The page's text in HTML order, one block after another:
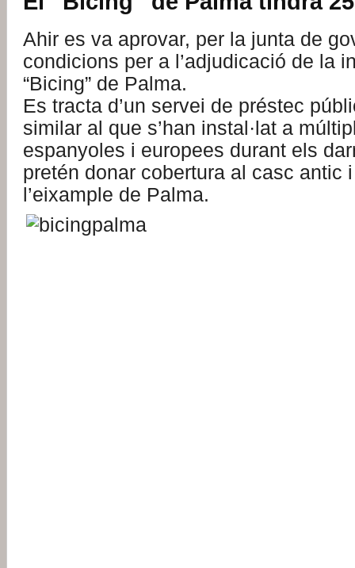
Ahir es va aprovar, per la junta de
condicions per a l’adjudicació de la
“Bicing” de Palma.
Es tracta d’un servei de préstec
similar al que s’han instal·lat a
espanyoles i europees durant els
pretén donar cobertura al casc antic
l’eixample de Palma.